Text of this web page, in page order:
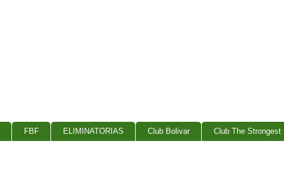
FBF ELIMINATORIAS Club Bolivar Club The Strongest